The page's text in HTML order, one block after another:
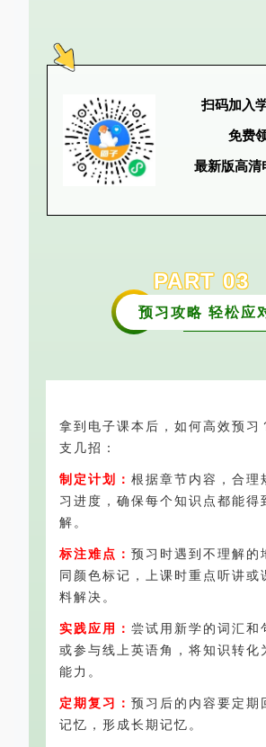
扫码加入
免费
最新版高清
PART 03
预习攻略 轻松应
拿到电子课本后，如何高效预习
支几招：
制定计划：根据章节内容，合理
习进度，确保每个知识点都能得
解。
标注难点：预习时遇到不理解的
同颜色标记，上课时重点听讲或
料解决。
实践应用：尝试用新学的词汇和
或参与线上英语角，将知识转化
能力。
定期复习：预习后的内容要定期
记忆，形成长期记忆。